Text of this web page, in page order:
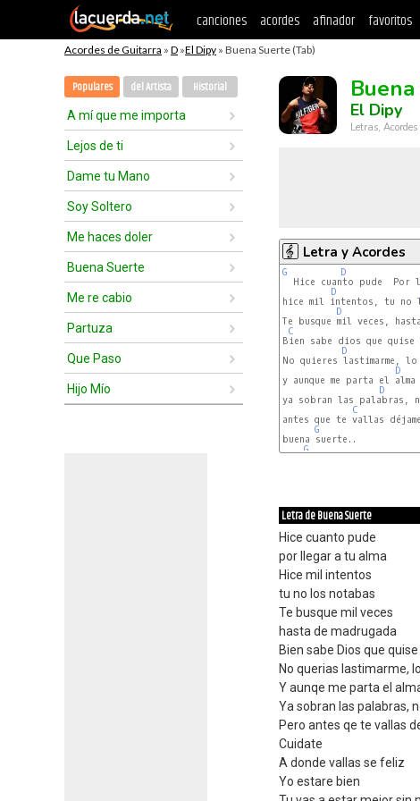
canciones acordes afinador favoritos
Acordes de Guitarra » D »El Dipy » Buena Suerte (Tab)
Populares del Artista Historial
A mí que me importa
Lejos de ti
Dame tu Mano
Soy Soltero
Me haces doler
Buena Suerte
Me re cabio
Partuza
Que Paso
Hijo Mío
El Dipy
Letras,
Letra y Acordes
G D
Hice cuanto pude  Por
D
hice mil intentos, tu no
D
Te busque mil veces, hasta
C
Bien sabe dios que
D
No quieres lastimarme,
D
y aunque me parta el
D
ya sobran las palabras,
C
antes que te vallas
G
buena suerte..
G
Letra de Buena Suerte
Hice cuanto pude
por llegar a tu alma
Hice mil intentos
tu no los notabas
Te busque mil veces
hasta de madrugada
Bien sabe Dios que
No querias lastimarme,
Y aunqe me parta el
Ya sobran las palabras,
Pero antes qe te vallas
Cuidate
A donde vallas se feliz
Yo estare bien